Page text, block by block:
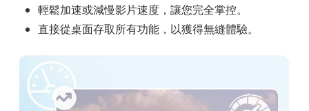
輕鬆加速或減慢影片速度，讓您完全掌控。
直接從桌面存取所有功能，以獲得無縫體驗。